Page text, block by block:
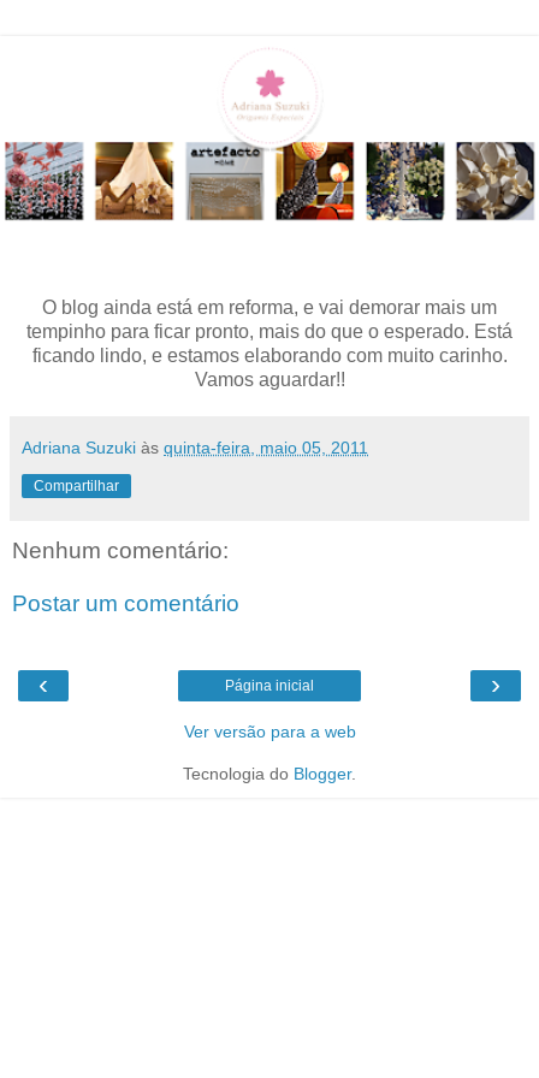
O blog ainda está em reforma, e vai demorar mais um
tempinho para ficar pronto, mais do que o esperado. Está
ficando lindo, e estamos elaborando com muito carinho.
Vamos aguardar!!
Adriana Suzuki às quinta-feira, maio 05, 2011
Compartilhar
Nenhum comentário:
Postar um comentário
‹ ›
Página inicial
Ver versão para a web
Tecnologia do Blogger.